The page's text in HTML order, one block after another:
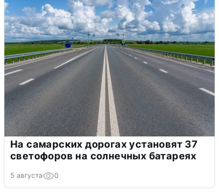
На самарских дорогах установят 37
светофоров на солнечных батареях
5 августа 0